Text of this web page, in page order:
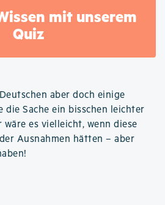
mit unserem
Quiz
aber doch einige
die Sache ein bisschen leichter
wäre es vielleicht, wenn diese
Ausnahmen hätten – aber